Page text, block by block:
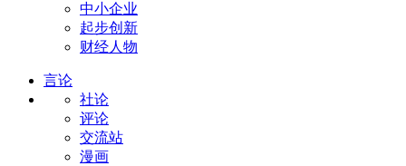
中小企业
起步创新
财经人物
言论
社论
评论
交流站
漫画